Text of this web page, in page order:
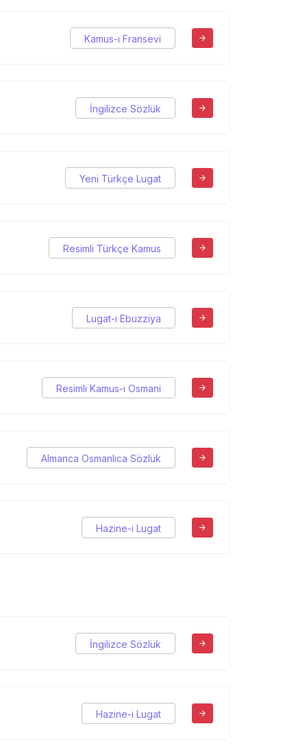
Kamus-ı Fransevi
İngilizce Sözlük
Yeni Türkçe Lugat
Resimli Türkçe Kamus
Lugat-ı Ebuzziya
Resimli Kamus-ı Osmani
Almanca Osmanlıca Sözlük
Hazine-i Lugat
İngilizce Sözlük
Hazine-i Lugat